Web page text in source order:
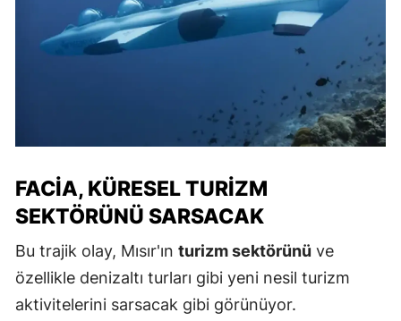
FACIA, KÜRESEL TURIZM
SEKTÖRÜNÜ SARSACAK
Bu trajik olay, Mısır'ın turizm sektörünü ve
özellikle denizaltı turları gibi yeni nesil turizm
aktivitelerini sarsacak gibi görünüyor.